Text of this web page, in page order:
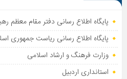
پایگاه اطلاع رسانی دفتر مقام معظم
پایگاه اطلاع‌ رسانی ریاست‌ جمهوری
وزارت فرهنگ و ارشاد اسلامی
استانداری اردبیل